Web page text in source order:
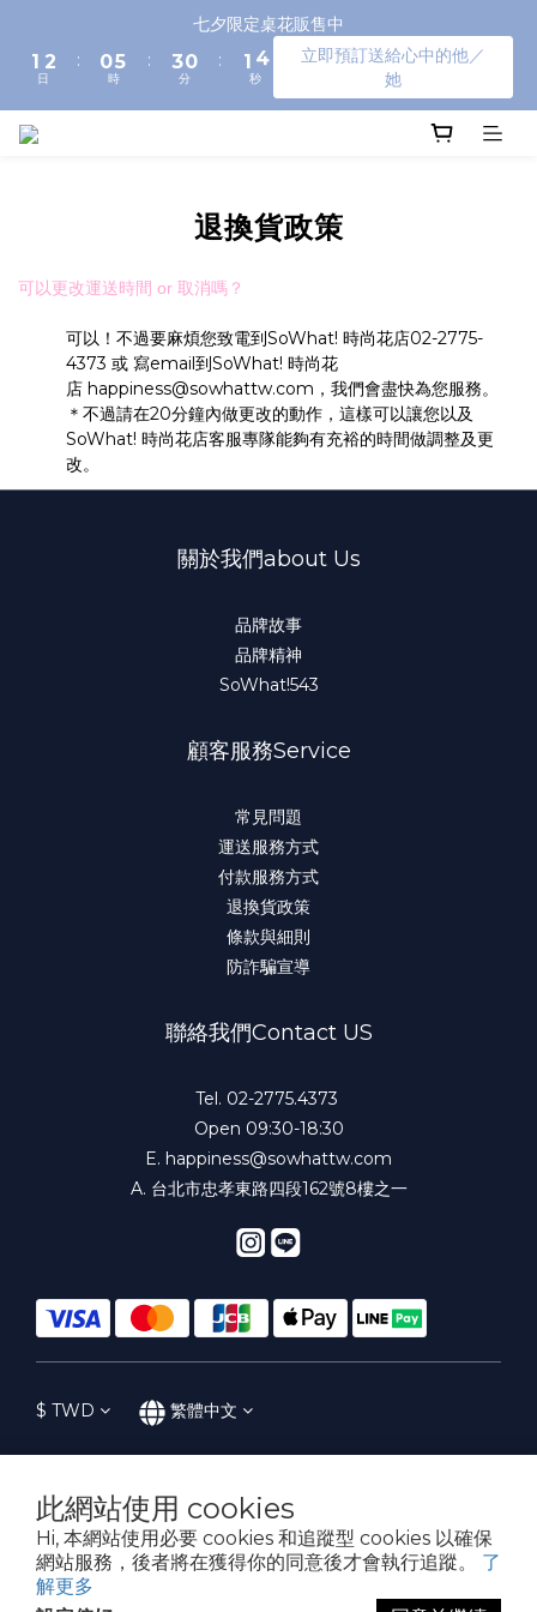
此網站使用 cookies
Hi, 本網站使用必要 cookies 和追蹤型 cookies 以確保
網站服務，後者將在獲得你的同意後才會執行追蹤。 了
解更多
七夕限定桌花販售中
1
0
2
1
0
日
:
05
4
3
時
:
3
2
1
0
分
:
2
1
0
5
4
3
2
1
秒
立即預訂送給心中的他／
她
退換貨政策
可以更改運送時間 or 取消嗎？
可以！不過要麻煩您致電到SoWhat! 時尚花店02-2775-
4373 或 寫email到SoWhat! 時尚花
店 happiness@sowhattw.com ，我們會盡快為您服務。
＊不過請在20分鐘內做更改的動作，這樣可以讓您以及
SoWhat! 時尚花店客服專隊能夠有充裕的時間做調整及更
改。
關於我們about Us
品牌故事
品牌精神
SoWhat!543
顧客服務Service
常見問題
運送服務方式
付款服務方式
退換貨政策
條款與細則
防詐騙宣導
聯絡我們Contact US
Tel. 02-2775.4373
Open 09:30-18:30
E. happiness@sowhattw.com
A. 台北市忠孝東路四段162號8樓之一
$ TWD 繁體中文
提醒您，我們不會以電話或簡訊方式通知變更付款方式。
Copyright© 2016-2023 SoWhat! 花樣子